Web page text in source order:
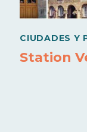
CIUDADES Y
Station